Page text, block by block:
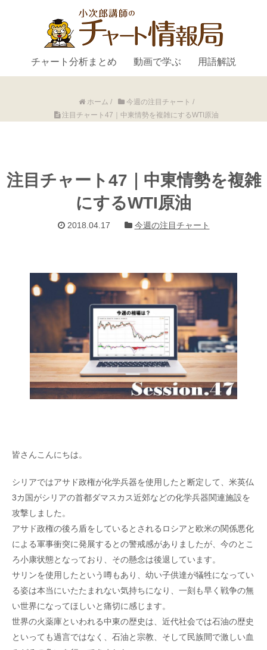
チャート分析まとめ 動画で学ぶ 用語解説
ホーム / 今週の注目チャート /
注目チャート47｜中東情勢を複雑にするWTI原油
注目チャート47｜中東情勢を複雑
にするWTI原油
2018.04.17 今週の注目チャート
皆さんこんにちは。
シリアではアサド政権が化学兵器を使用したと断定して、米英仏
3カ国がシリアの首都ダマスカス近郊などの化学兵器関連施設を
攻撃しました。
アサド政権の後ろ盾をしているとされるロシアと欧米の関係悪化
による軍事衝突に発展するとの警戒感がありましたが、今のとこ
ろ小康状態となっており、その懸念は後退しています。
サリンを使用したという噂もあり、幼い子供達が犠牲になってい
る姿は本当にいたたまれない気持ちになり、一刻も早く戦争の無
い世界になってほしいと痛切に感じます。
世界の火薬庫といわれる中東の歴史は、近代社会では石油の歴史
といっても過言ではなく、石油と宗教、そして民族間で激しい血